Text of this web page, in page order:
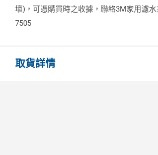
壞)，可憑購買時之收據，聯絡3M家用濾
7505
取貨詳情